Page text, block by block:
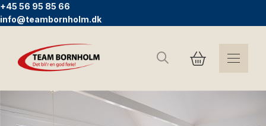
+45 56 95 85 66
info@teambornholm.dk
Søg